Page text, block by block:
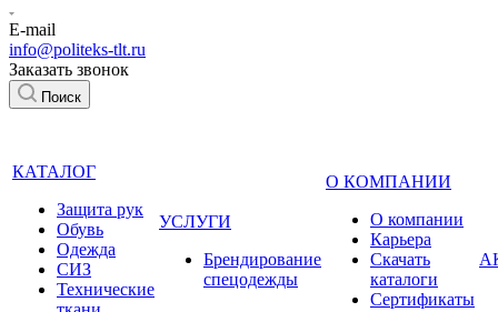
E-mail
info@politeks-tlt.ru
Заказать звонок
Поиск
КАТАЛОГ
Защита рук
Обувь
Одежда
СИЗ
Технические
УСЛУГИ
Брендирование
спецодежды
О КОМПАНИИ
О компании
Карьера
Cкачать
каталоги
Сертификаты